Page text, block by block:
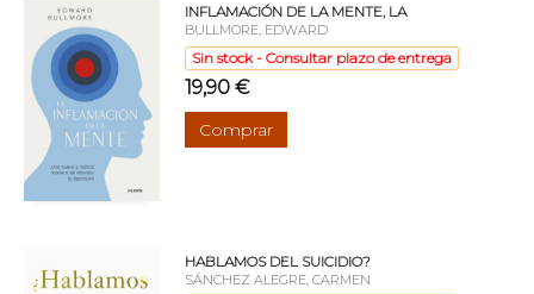
INFLAMACIÓN DE LA MENTE, LA
BULLMORE, EDWARD
Sin stock - Consultar plazo de entrega
19,90 €
Comprar
HABLAMOS DEL SUICIDIO?
SÁNCHEZ ALEGRE, CARMEN